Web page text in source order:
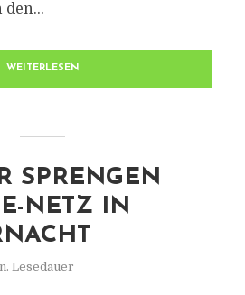
den...
WEITERLESEN
SPRENGEN
NETZ IN
Lesedauer